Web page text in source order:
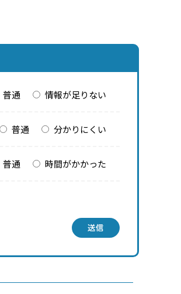
普通 情報が足りない
普通 分かりにくい
普通 時間がかかった
送信